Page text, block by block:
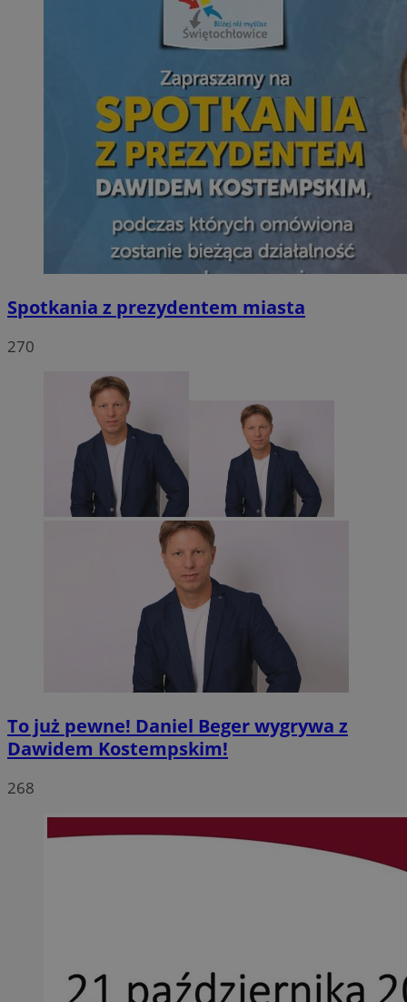
Spotkania z prezydentem miasta
270
To już pewne! Daniel Beger wygrywa z
Dawidem Kostempskim!
268